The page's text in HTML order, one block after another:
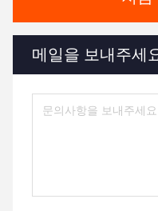
메일을 보내주세